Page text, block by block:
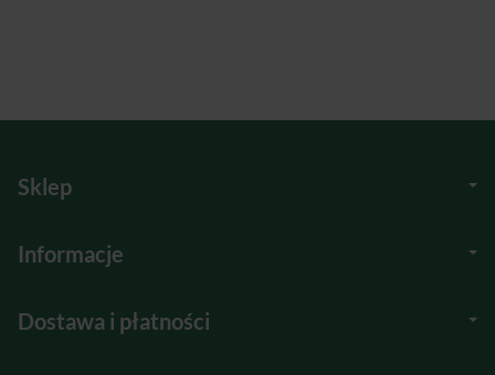
Sklep
Informacje
Dostawa i płatności